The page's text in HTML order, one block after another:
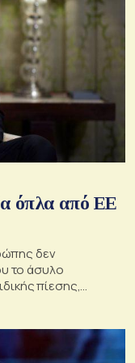
όπλα από ΕΕ
δεν
το άσυλο
πίεσης,